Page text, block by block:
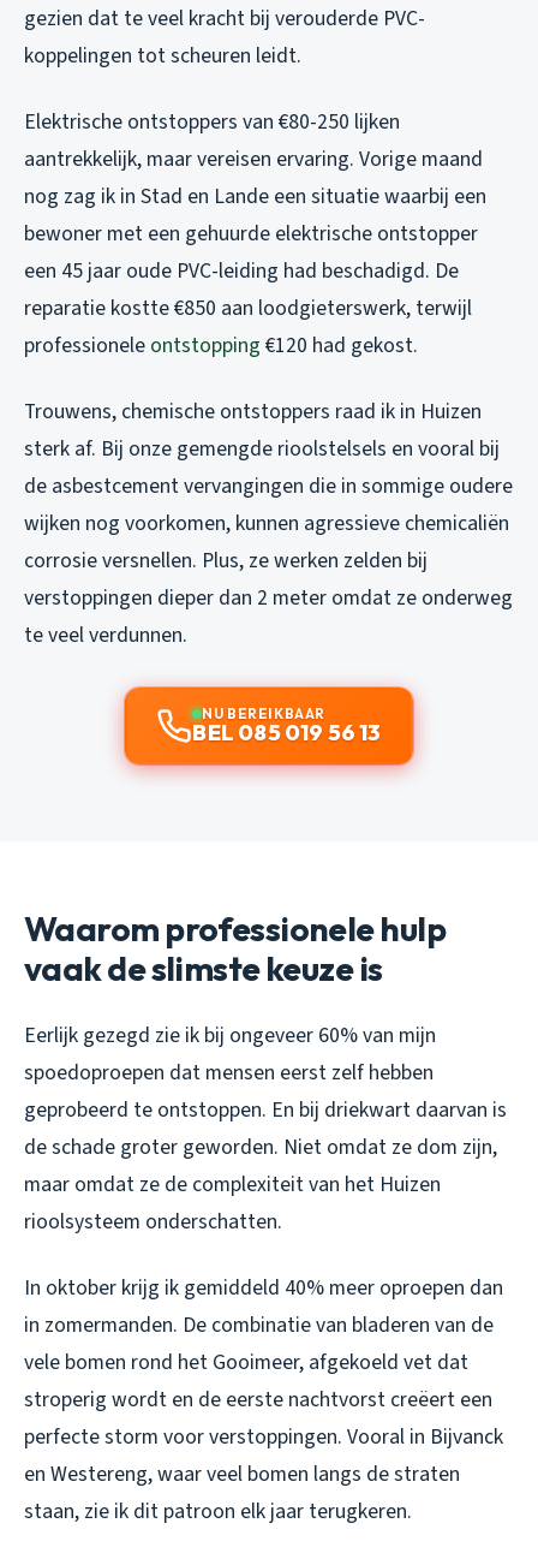
gezien dat te veel kracht bij verouderde PVC-
koppelingen tot scheuren leidt.
Elektrische ontstoppers van €80-250 lijken
aantrekkelijk, maar vereisen ervaring. Vorige maand
nog zag ik in Stad en Lande een situatie waarbij een
bewoner met een gehuurde elektrische ontstopper
een 45 jaar oude PVC-leiding had beschadigd. De
reparatie kostte €850 aan loodgieterswerk, terwijl
professionele ontstopping €120 had gekost.
Trouwens, chemische ontstoppers raad ik in Huizen
sterk af. Bij onze gemengde rioolstelsels en vooral bij
de asbestcement vervangingen die in sommige oudere
wijken nog voorkomen, kunnen agressieve chemicaliën
corrosie versnellen. Plus, ze werken zelden bij
verstoppingen dieper dan 2 meter omdat ze onderweg
te veel verdunnen.
NU BEREIKBAAR
BEL 085 019 56 13
Waarom professionele hulp
vaak de slimste keuze is
Eerlijk gezegd zie ik bij ongeveer 60% van mijn
spoedoproepen dat mensen eerst zelf hebben
geprobeerd te ontstoppen. En bij driekwart daarvan is
de schade groter geworden. Niet omdat ze dom zijn,
maar omdat ze de complexiteit van het Huizen
rioolsysteem onderschatten.
In oktober krijg ik gemiddeld 40% meer oproepen dan
in zomermanden. De combinatie van bladeren van de
vele bomen rond het Gooimeer, afgekoeld vet dat
stroperig wordt en de eerste nachtvorst creëert een
perfecte storm voor verstoppingen. Vooral in Bijvanck
en Westereng, waar veel bomen langs de straten
staan, zie ik dit patroon elk jaar terugkeren.